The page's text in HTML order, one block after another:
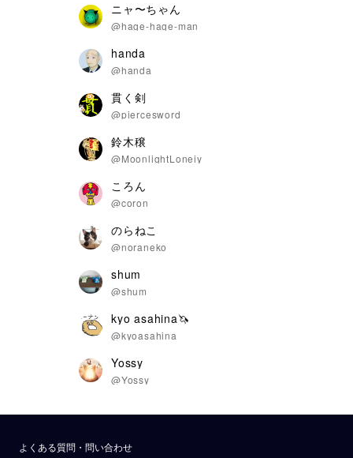
ニャ〜ちゃん
@hage-hage-man
handa
@handa
貫く剣
@piercesword
鈴木穣
@MoonlightLoneiy
ころん
@coron
のらねこ
@noraneko
shum
@shum
kyo asahina🦄
@kyoasahina
Yossy
@Yossy
よくある質問・問い合わせ